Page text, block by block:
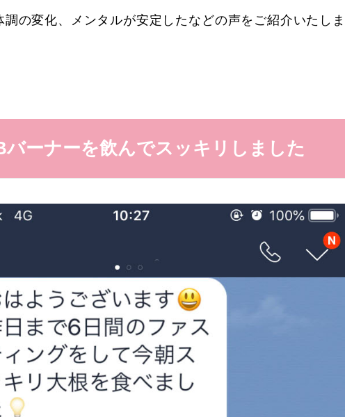
調の変化、メンタルが安定したなどの声をご紹介いたしま
ーナーを飲んでスッキリしました